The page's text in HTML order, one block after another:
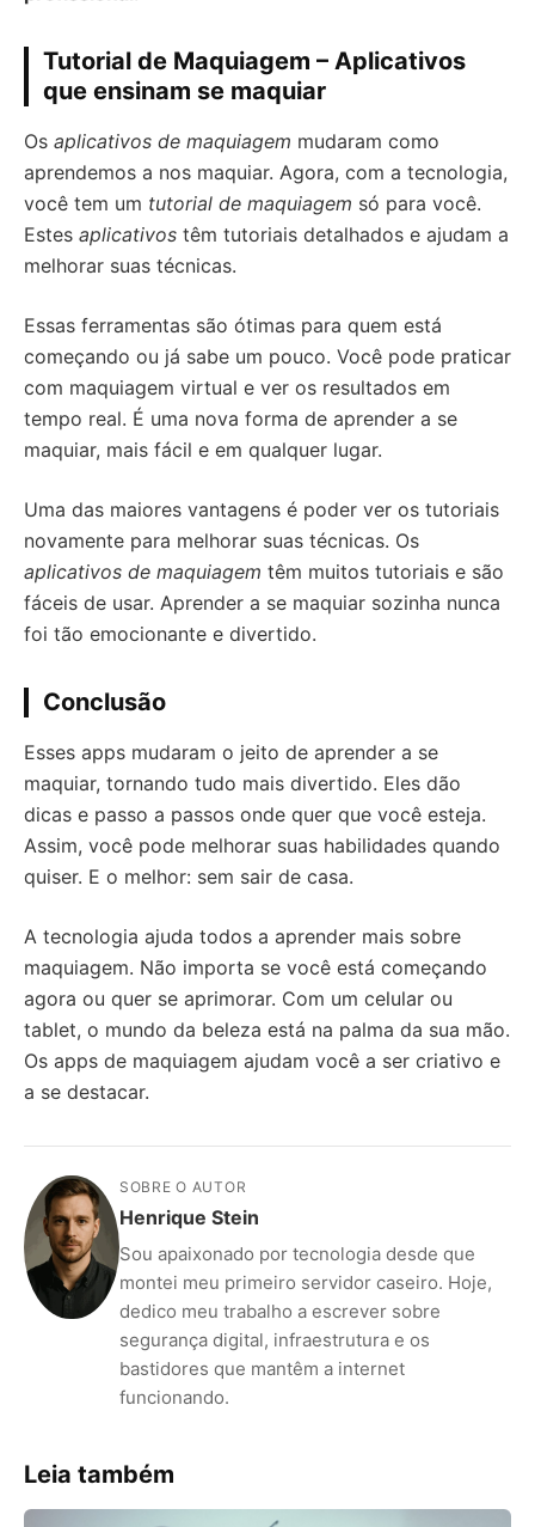
Tutorial de Maquiagem – Aplicativos
que ensinam se maquiar
Os aplicativos de maquiagem mudaram como
aprendemos a nos maquiar. Agora, com a tecnologia,
você tem um tutorial de maquiagem só para você.
Estes aplicativos têm tutoriais detalhados e ajudam a
melhorar suas técnicas.
Essas ferramentas são ótimas para quem está
começando ou já sabe um pouco. Você pode praticar
com maquiagem virtual e ver os resultados em
tempo real. É uma nova forma de aprender a se
maquiar, mais fácil e em qualquer lugar.
Uma das maiores vantagens é poder ver os tutoriais
novamente para melhorar suas técnicas. Os
aplicativos de maquiagem têm muitos tutoriais e são
fáceis de usar. Aprender a se maquiar sozinha nunca
foi tão emocionante e divertido.
Conclusão
Esses apps mudaram o jeito de aprender a se
maquiar, tornando tudo mais divertido. Eles dão
dicas e passo a passos onde quer que você esteja.
Assim, você pode melhorar suas habilidades quando
quiser. E o melhor: sem sair de casa.
A tecnologia ajuda todos a aprender mais sobre
maquiagem. Não importa se você está começando
agora ou quer se aprimorar. Com um celular ou
tablet, o mundo da beleza está na palma da sua mão.
Os apps de maquiagem ajudam você a ser criativo e
a se destacar.
SOBRE O AUTOR
Henrique Stein
Sou apaixonado por tecnologia desde que
montei meu primeiro servidor caseiro. Hoje,
dedico meu trabalho a escrever sobre
segurança digital, infraestrutura e os
bastidores que mantêm a internet
funcionando.
Leia também